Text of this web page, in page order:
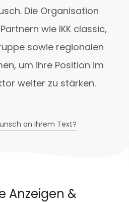
Die Organisation
wie IKK classic,
sowie regionalen
um ihre Position im
weiter zu stärken.
an Ihrem Text?